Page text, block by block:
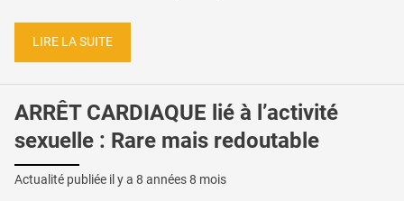
LIRE LA SUITE
ARRÊT CARDIAQUE lié à l’activité
sexuelle : Rare mais redoutable
Actualité publiée il y a 8 années 8 mois